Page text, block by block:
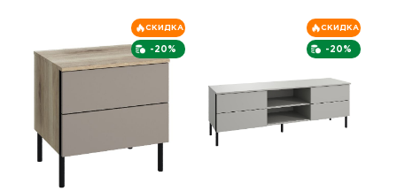
-20%
СКИДКА
-20%
СКИДКА